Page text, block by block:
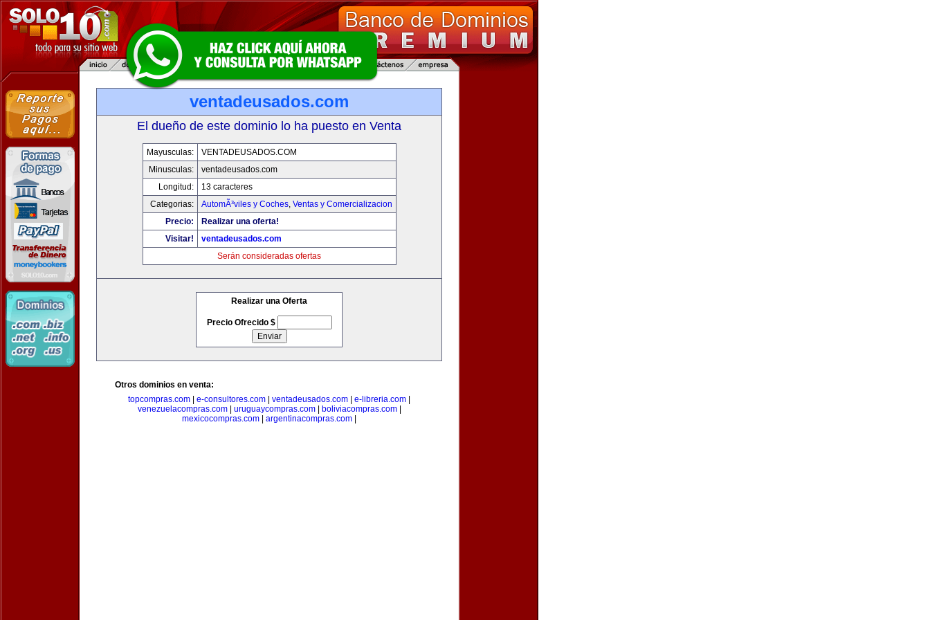
ventadeusados.com
El dueño de este dominio lo ha puesto en Venta
Mayusculas:
VENTADEUSADOS.COM
Minusculas:
ventadeusados.com
Longitud:
13 caracteres
Categorias:
AutomÃ³viles y Coches, Ventas y Comercializacion
Precio:
Realizar una oferta!
Visitar!
ventadeusados.com
Serán consideradas ofertas
Realizar una Oferta
Precio Ofrecido $
Otros dominios en venta:
topcompras.com
e-consultores.com ventadeusados.com e-libreria.com
venezuelacompras.com| uruguaycompras.com| boliviacompras.com|
mexicocompras.com
argentinacompras.com